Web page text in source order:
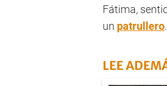
Fátima,
un patrullero
LEE